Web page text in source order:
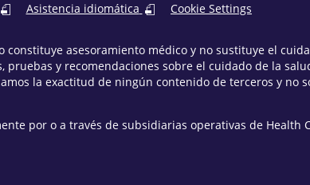
Asistencia idiomática Cookie Settings
asesoramiento médico y no sustituye el
y recomendaciones sobre el cuidado de la
la exactitud de ningún contenido de terceros y no
por o a través de subsidiarias operativas de Health